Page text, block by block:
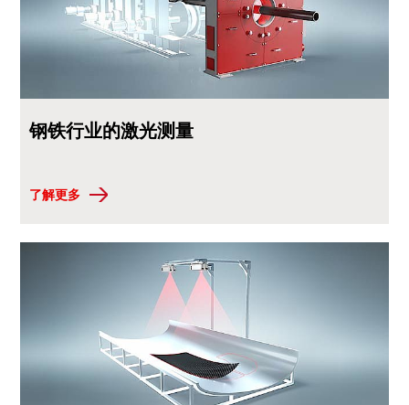
钢铁行业的激光测量
了解更多